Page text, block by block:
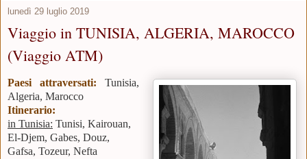
lunedì 29 luglio 2019
Viaggio in TUNISIA, ALGERIA, MAROCCO
(Viaggio ATM)
Paesi attraversati:
Tunisia,
Algeria, Marocco
Itinerario:
in Tunisia: Tunisi, Kairouan,
El-Djem, Gabes, Douz,
Gafsa, Tozeur, Nefta